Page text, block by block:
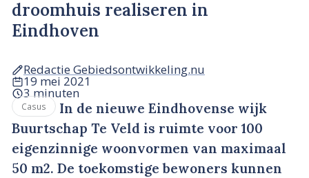
droomhuis realiseren in
Eindhoven
Redactie Gebiedsontwikkeling.nu
19 mei 2021
3 minuten
Casus
In de nieuwe Eindhovense wijk
Buurtschap Te Veld is ruimte voor 100
eigenzinnige woonvormen van maximaal
50 m2. De toekomstige bewoners kunnen